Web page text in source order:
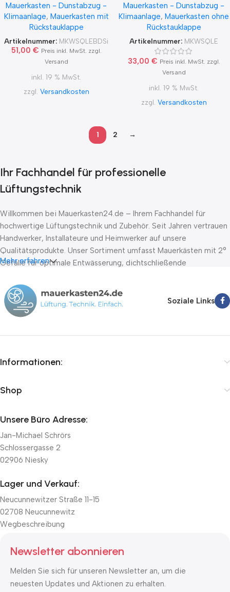
Teleskoprohr
Mauerkasten - Dunstabzug -
Klimaanlage, Mauerkasten mit
Rückstauklappe
Artikelnummer: MKWSQLEBDSi
51,00 € Preis inkl. MwSt. zzgl.
Versand
inkl. 19 % MwSt.
zzgl. Versandkosten
Mauerkasten - Dunstabzug -
Klimaanlage, Mauerkasten ohne
Rückstauklappe
Artikelnummer: MKWSQLE
33,00 € Preis inkl. MwSt. zzgl.
Versand
inkl. 19 % MwSt.
zzgl. Versandkosten
1 2 →
Ihr Fachhandel für professionelle
Lüftungstechnik
Willkommen bei Mauerkasten24.de – Ihrem Fachhandel für
hochwertige Lüftungstechnik und Zubehör. Seit Jahren vertrauen
Handwerker, Installateure und Heimwerker auf unsere
Qualitätsprodukte. Unser Sortiment umfasst Mauerkästen mit 2°
Gefälle für optimale Entwässerung, dichtschließende
von führenden Herstellern wie Belimo, Lufberg und Joventa. Wir
bieten Ihnen schnelle Lieferung innerhalb von 24-72 Stunden,
kompetente Fachberatung und faire Preise.
Mehr erfahren
Soziale Links
Informationen:
Shop
Unsere Büro Adresse:
Jan-Michael Schrörs
Schlossergasse 2
02906 Niesky
Lager und Verkauf:
Neucunnewitzer Straße 11-15
02708 Neucunnewitz
Wegbeschreibung
Newsletter abonnieren
Melden Sie sich für unseren Newsletter an, um die
neuesten Updates und Aktionen zu erhalten.